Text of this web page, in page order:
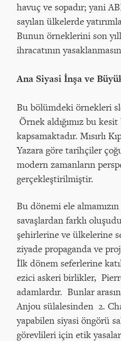
havuç ve sopadır; yani
sayılan ülkelerde
Bunun örneklerini son
ihracatının
Ana Siyasi İnşa ve
Bu bölümdeki örnekleri
Örnek aldığımız bu
kapsamaktadır. Mısırlı
Yazara göre tarihçiler
modern zamanların
gerçekleştirilmiştir.
Bu dönemi ele
savaşlardan farklı
şehirlerine ve ülkelerine
ziyade propaganda ve
İlk dönem seferlerine
ezici askeri birlikler,
adamlardır. Bunlar
Anjou sülalesinden 2.
yapabilen siyasi öngörü
görevlileri için etik